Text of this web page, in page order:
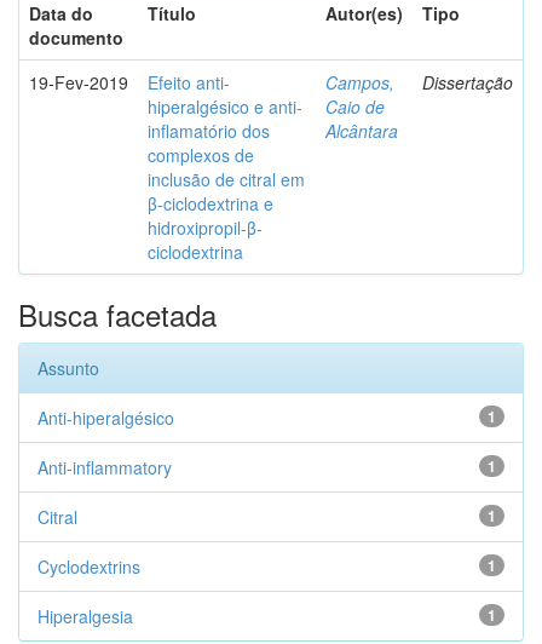
Data do
documento
Título Autor(es) Tipo
19-Fev-2019
Efeito anti-
hiperalgésico e anti-
inflamatório dos
complexos de
inclusão de citral em
β-ciclodextrina e
hidroxipropil-β-
ciclodextrina
Campos,
Caio de
Alcântara
Dissertação
Busca facetada
Assunto
1
Anti-hiperalgésico
1
Anti-inflammatory
1
Citral
1
Cyclodextrins
1
Hiperalgesia